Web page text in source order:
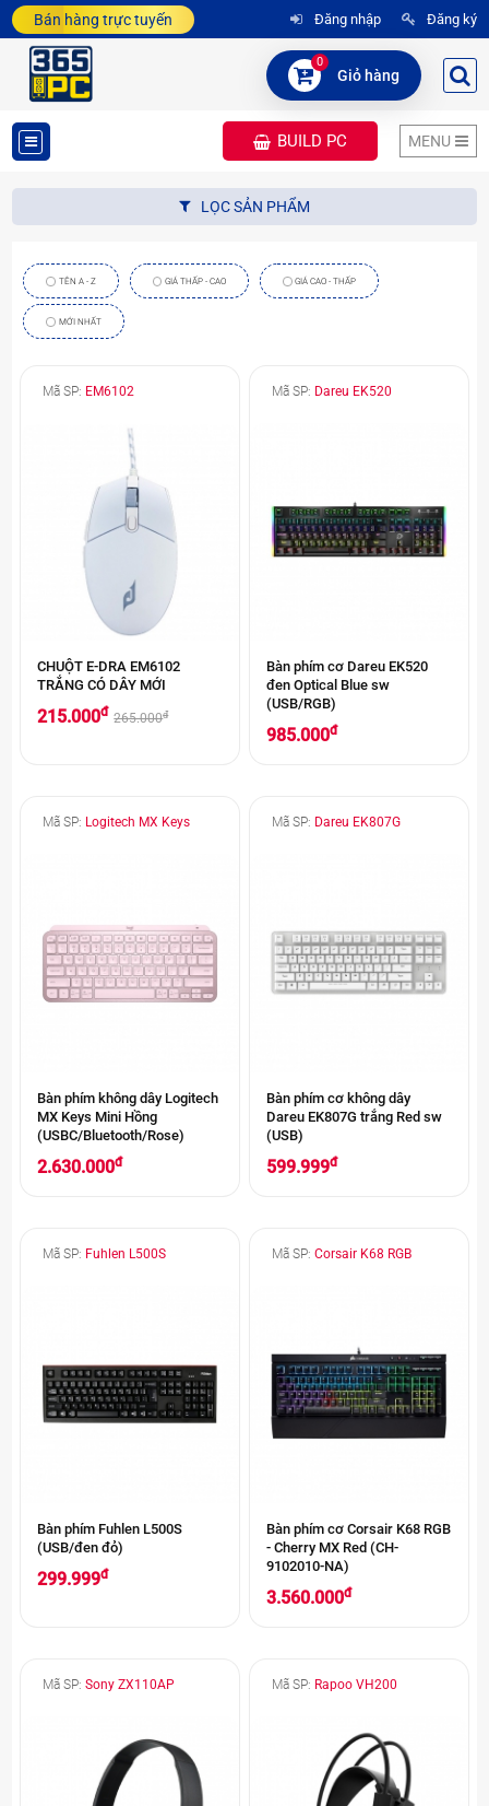
Bán hàng trực tuyến Đăng nhập Đăng ký
0
Giỏ hàng
MỤC
SẢN
PHẨM
MENU
BUILD PC
LỌC SẢN PHẨM
TÊN A - Z GIÁ THẤP - CAO GIÁ CAO - THẤP
MỚI NHẤT
Mã SP: EM6102
CHUỘT E-DRA EM6102
TRẮNG CÓ DÂY MỚI
215.000đ 265.000đ
Mã SP: Dareu EK520
Bàn phím cơ Dareu EK520
đen Optical Blue sw
(USB/RGB)
985.000đ
Mã SP: Logitech MX Keys
Bàn phím không dây Logitech
MX Keys Mini Hồng
(USBC/Bluetooth/Rose)
2.630.000đ
Mã SP: Dareu EK807G
Bàn phím cơ không dây
Dareu EK807G trắng Red sw
(USB)
599.999đ
Mã SP: Fuhlen L500S
Bàn phím Fuhlen L500S
(USB/đen đỏ)
299.999đ
Mã SP: Corsair K68 RGB
Bàn phím cơ Corsair K68 RGB
- Cherry MX Red (CH-
9102010-NA)
3.560.000đ
Mã SP: Sony ZX110AP Mã SP: Rapoo VH200